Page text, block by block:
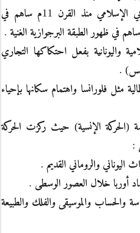
- الانفتاح التجاري على العالم العربي الإسلامي منذ القرن 11م ساهم في
في ظهور الطبقة البرجوازية الغنية .
واليونانية بفعل احتكاكها التجاري
.
مثل فلورانسا واهتمام سكانها بإحياء
الإنسية) حيث ركزت الحركة
:
اليوناني والروماني القديم .
أوربا خلال العصور الوسطى .
والحساب والموسيقى والفلك والطبيعة